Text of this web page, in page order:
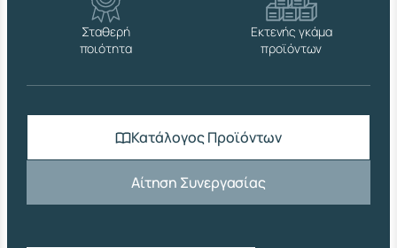
Ν
1
6
Σταθερή
ποιότητα
Εκτενής γκάμα
προϊόντων
Κατάλογος Προϊόντων
Αίτηση Συνεργασίας